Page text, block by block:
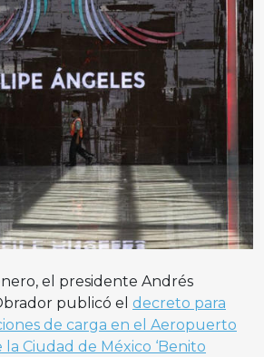
el presidente Andrés
publicó el decreto para
de carga en el Aeropuerto
Ciudad de México ‘Benito